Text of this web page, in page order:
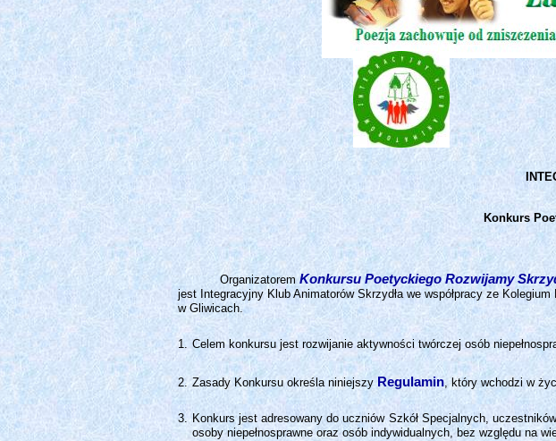
Konkurs
OrganizatoremKonkursu Poetyckiego Rozwijamy
jest Integracyjny Klub Animatorów Skrzydła we współpracy ze
w Gliwicach.
Celem konkursu jest rozwijanie aktywności twórczej osób
Zasady Konkursu określa niniejszy Regulamin, który wchodzi w
Konkurs jest adresowany do uczniów Szkół Specjalnych,
osoby niepełnosprawne oraz osób indywidualnych, bez względu na